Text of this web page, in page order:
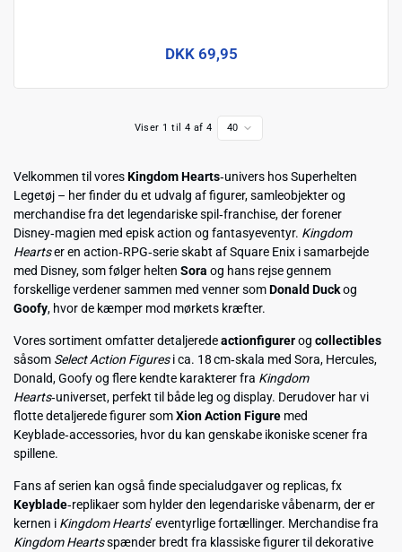
DKK 69,95
Viser 1 til 4 af 4 40
Velkommen til voresKingdom Hearts‑univers hos Superhelten
Legetøj – her finder du et udvalg af figurer, samleobjekter og
merchandise fra det legendariske spil‑franchise, der forener
Disney‑magien med episk action og fantasyeventyr. Kingdom
Heartser en action‑RPG‑serie skabt af Square Enix i samarbejde
med Disney, som følger helten Sora og hans rejse gennem
forskellige verdener sammen med venner somDonald Duckog
Goofy, hvor de kæmper mod mørkets kræfter.
Vores sortiment omfatter detaljeredeactionfigurerog collectibles
såsom Select Action Figuresi ca. 18 cm‑skala med Sora, Hercules,
Donald, Goofy og flere kendte karakterer fra Kingdom
Hearts‑universet, perfekt til både leg og display. Derudover har vi
flotte detaljerede figurer somXion Action Figure med
Keyblade‑accessories, hvor du kan genskabe ikoniske scener fra
spillene.
Fans af serien kan også finde specialudgaver og replicas, fx
Keyblade‑replikaer som hylder den legendariske våbenarm, der er
kernen i Kingdom Hearts’ eventyrlige fortællinger. Merchandise fra
Kingdom Heartsspænder bredt fra klassiske figurer til dekorative